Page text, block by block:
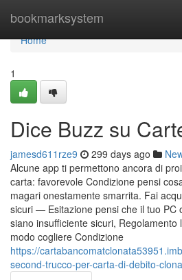
bookmarksystem
Home
Home
1
Dice Buzz su
jamesd611rze9 299 days ago
Alcune app ti permettono ancora di
carta: favorevole Condizione pensi
magari onestamente smarrita. Fai
sicuri — Esitazione pensi che il tuo PC
siano insufficiente sicuri, Regolamento
modo cogliere Condizione
https://
second-trucco-per-carta-di-debito-